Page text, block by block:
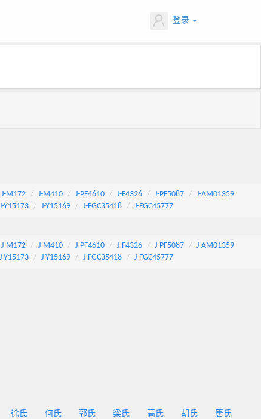
登录
J-M172 J-M410 J-PF4610 J-F4326 J-PF5087
J-AM01359
J-Y15173 J-Y15169 J-FGC35418 J-FGC45777
J-M172 J-M410 J-PF4610 J-F4326 J-PF5087
J-AM01359
J-Y15173 J-Y15169 J-FGC35418 J-FGC45777
徐氏 何氏 郭氏 梁氏 高氏 胡氏 唐氏